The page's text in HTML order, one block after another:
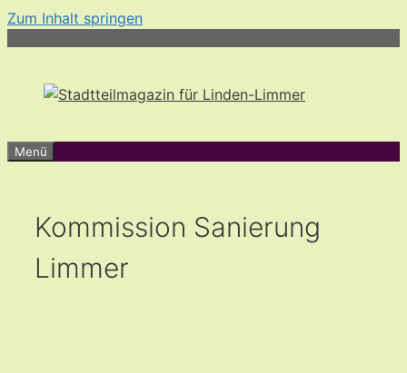
Zum Inhalt springen
Menü
Kommission Sanierung
Limmer